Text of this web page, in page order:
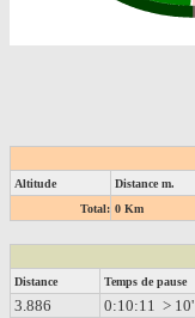
Altitude Distance m.
Total: 0 Km
Distance Temps de pause
3.886 0:10:11 > 10'